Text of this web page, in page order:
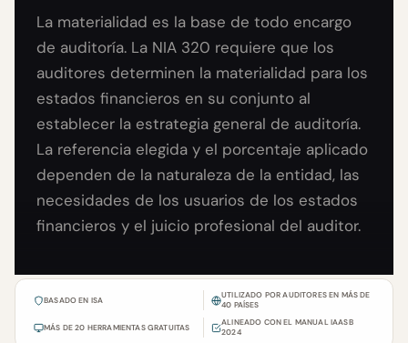
La materialidad es la base de todo encargo
de auditoría. La NIA 320 requiere que los
auditores determinen la materialidad para los
estados financieros en su conjunto al
establecer la estrategia general de auditoría.
La referencia elegida y el porcentaje aplicado
dependen de la naturaleza de la entidad, las
necesidades de los usuarios de los estados
financieros y el juicio profesional del auditor.
BASADO EN ISA
UTILIZADO POR AUDITORES EN MÁS DE
40 PAÍSES
MÁS DE 20 HERRAMIENTAS GRATUITAS
ALINEADO CON EL MANUAL IAASB
2024